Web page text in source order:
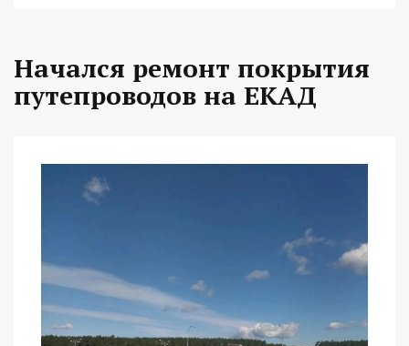
Начался ремонт покрытия
путепроводов на ЕКАД